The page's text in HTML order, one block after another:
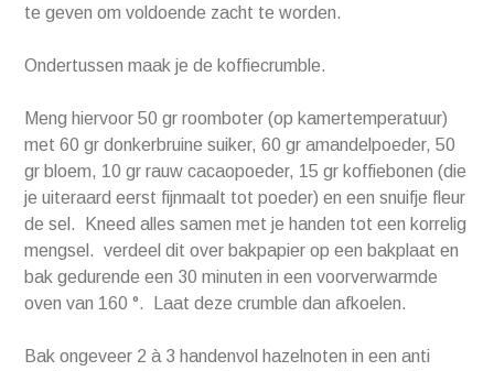
te geven om voldoende zacht te worden.
Ondertussen maak je de koffiecrumble.
Meng hiervoor 50 gr roomboter (op kamertemperatuur)
met 60 gr donkerbruine suiker, 60 gr amandelpoeder, 50
gr bloem, 10 gr rauw cacaopoeder, 15 gr koffiebonen (die
je uiteraard eerst fijnmaalt tot poeder) en een snuifje fleur
de sel. Kneed alles samen met je handen tot een korrelig
mengsel. verdeel dit over bakpapier op een bakplaat en
bak gedurende een 30 minuten in een voorverwarmde
oven van 160 °. Laat deze crumble dan afkoelen.
Bak ongeveer 2 à 3 handenvol hazelnoten in een anti